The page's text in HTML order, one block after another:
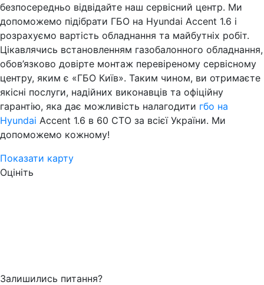
безпосередньо відвідайте наш сервісний центр. Ми
допоможемо підібрати ГБО на Hyundai Accent 1.6 і
розрахуємо вартість обладнання та майбутніх робіт.
Цікавлячись встановленням газобалонного обладнання,
обов’язково довірте монтаж перевіреному сервісному
центру, яким є «ГБО Київ». Таким чином, ви отримаєте
якісні послуги, надійних виконавців та офіційну
гарантію, яка дає можливість налагодити гбо на
Hyundai Accent 1.6 в 60 СТО за всієї України. Ми
допоможемо кожному!
Показати карту
Оцініть
Залишились питання?